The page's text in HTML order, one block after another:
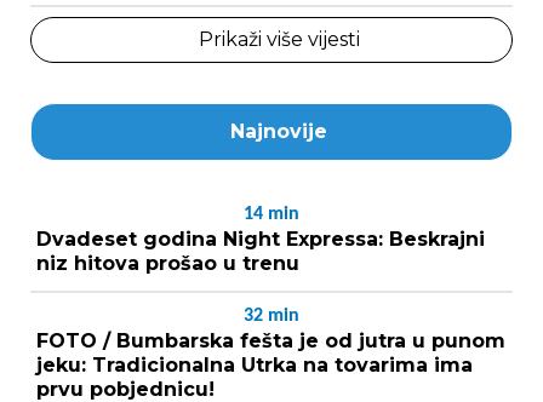
Prikaži više vijesti
Najnovije
14 min
Dvadeset godina Night Expressa: Beskrajni
niz hitova prošao u trenu
32 min
FOTO / Bumbarska fešta je od jutra u punom
jeku: Tradicionalna Utrka na tovarima ima
prvu pobjednicu!